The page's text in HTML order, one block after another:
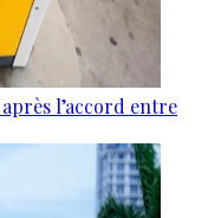
l’accord entre